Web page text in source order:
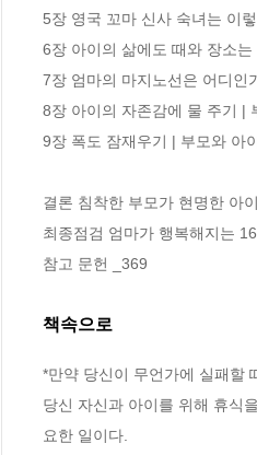
5장 영국 꼬마 신사 숙녀는 이
6장 아이의 삶에도 때와 장소
7장 엄마의 마지노선은 어디인
8장 아이의 자존감에 물 주기 |
9장 폭도 잠재우기 | 부모와 아
결론 침착한 부모가 현명한 아
최종점검 엄마가 행복해지는
참고 문헌 _369
책속으로
*만약 당신이 무언가에 실패할
당신 자신과 아이를 위해 휴식
요한 일이다.